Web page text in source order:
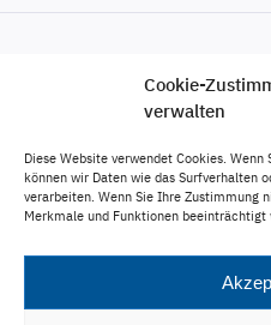
Cookie-
verwalten
Diese Website verwendet Cookies.
können wir Daten wie das Surfverhalten
verarbeiten. Wenn Sie Ihre Zustimmung
Merkmale und Funktionen beeinträchtigt
Engagement
Veröffentlichungen
Impressum
Datenschutz